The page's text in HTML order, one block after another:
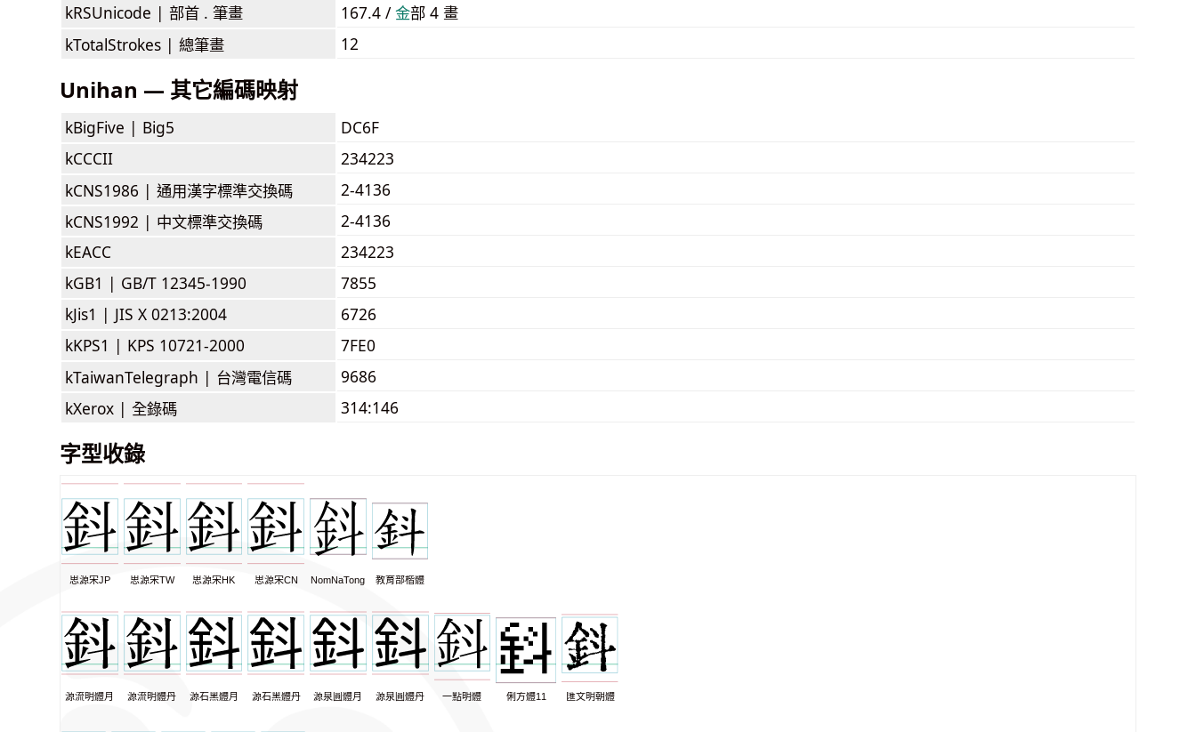
kRSUnicode | 部首 . 筆畫 167.4 /⾦部 4 畫
kTotalStrokes | 總筆畫 12
Unihan — 其它編碼映射
kBigFive | Big5
DC6F
kCCCII
234223
kCNS1986 | 通用漢字標準交換碼
2-4136
kCNS1992 | 中文標準交換碼
2-4136
kEACC
234223
kGB1 | GB/T 12345-1990
7855
kJis1 | JIS X 0213:2004
6726
kKPS1 | KPS 10721-2000
7FE0
kTaiwanTelegraph | 台灣電信碼
9686
kXerox | 全錄碼 314:146
字型收錄
思源宋JP 思源宋TW 思源宋HK 思源宋CN NomNaTong 教育部楷體
源流明體月 源流明體丹 源石黑體月 源石黑體丹 源泉圓體月 源泉圓體丹 一點明體 俐方體11 匯文明朝體